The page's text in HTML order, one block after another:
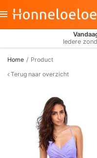
Iedere
Home
Product
Terug naar overzicht